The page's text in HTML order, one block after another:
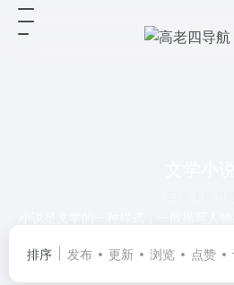
品。而对话是不是具有鲜明的个性，
排序 发布 更新 浏览 点赞